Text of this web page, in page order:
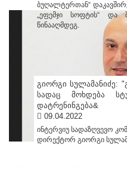
ბუღალტერთან“
„ეფემჯი სოფტის“ და
წინააღმდეგ.
გიორგი სულამანიძე:
სადაც მოხდება
დატრენინგება&
09.04.2022
ინტერვიუ სადაზღვევო
დირექტორ გიორგი